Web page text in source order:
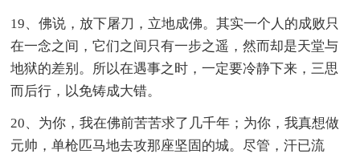
19、佛说，放下屠刀，立地成佛。其实一个人的成败只
在一念之间，它们之间只有一步之遥，然而却是天堂与
地狱的差别。所以在遇事之时，一定要冷静下来，三思
而后行，以免铸成大错。
20、为你，我在佛前苦苦求了几千年；为你，我真想做
元帅，单枪匹马地去攻那座坚固的城。尽管，汗已流